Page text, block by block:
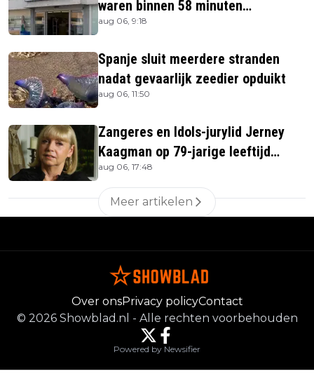
waren binnen 58 minuten
uitverkocht zijn vandaag weer te
aug 06, 9:18
Spanje sluit meerdere stranden
nadat gevaarlijk zeedier opduikt
aug 06, 11:50
Zangeres en Idols-jurylid Jerney
Kaagman op 79-jarige leeftijd
overleden
aug 06, 17:48
Meer artikelen
Over onsPrivacy policyContact
© 2026 Showblad.nl - Alle rechten voorbehouden
Powered by Newsifier